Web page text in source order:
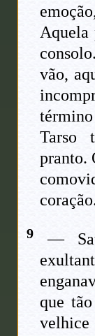
Aquela
vão,
Tarso
pranto.
9 —
que